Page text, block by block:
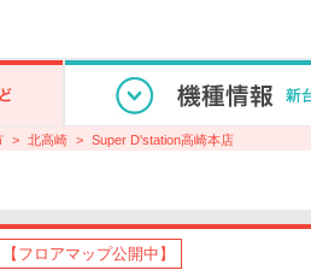
北高崎 Super D'station高崎本店
【フロアマップ公開中】